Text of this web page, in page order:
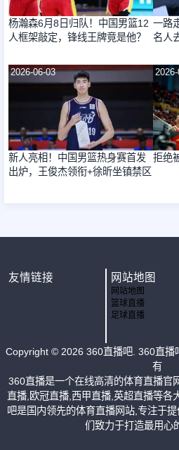
杨瀚森6月8日归队！中国男篮12
人框架敲定，锋线王牌竟是他？
一路
名人
2026-06-03
新人亮相！中国男篮热身赛首发
出炉，王俊杰领衔+徐昕坐镇禁区
拒绝
友情链接 网站地图
网站地图
篮球直播
足球直播
Copyright © 2026 360直播吧. 360直播
有
360直播是一个在线高清的体育直播官
直播,欧冠直播,西甲直播,英超直播等各
吧是国内领先的体育直播网站,专注于
们致力于打造最用心